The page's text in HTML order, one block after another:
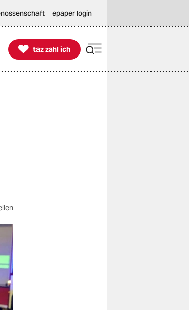
epaper login

taz zahl ich
taz zahl ich